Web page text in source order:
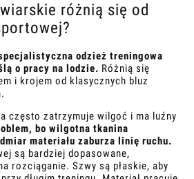
różnią się od
odzież treningowa
o pracy na lodzie. Różnią się
i krojem od klasycznych bluz
często zatrzymuje wilgoć i ma luźny
bo wilgotna tkanina
materiału zaburza linię ruchu.
są bardziej dopasowane,
rozciąganie. Szwy są płaskie, aby